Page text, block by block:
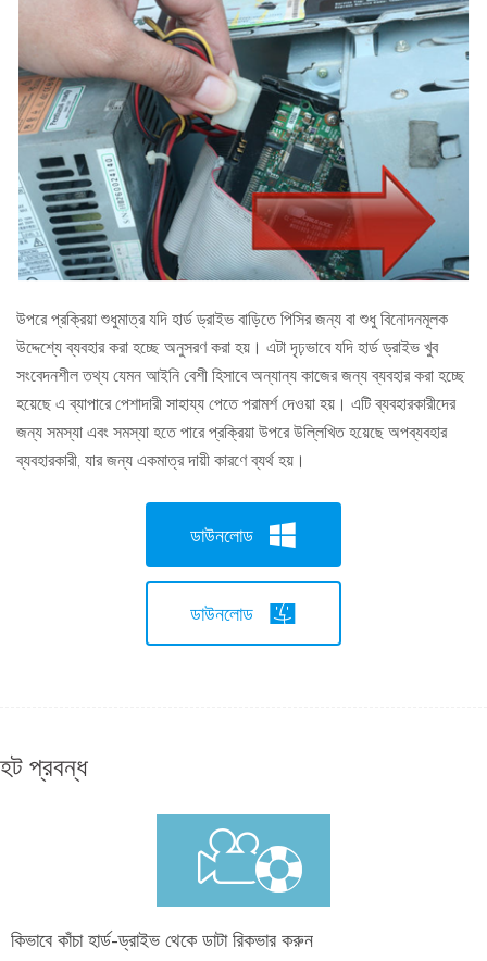
উপরে প্রক্রিয়া শুধুমাত্র যদি হার্ড ড্রাইভ বাড়িতে পিসির জন্য বা শুধু বিনোদনমূলক
উদ্দেশ্যে ব্যবহার করা হচ্ছে অনুসরণ করা হয়। এটা দৃঢ়ভাবে যদি হার্ড ড্রাইভ খুব
সংবেদনশীল তথ্য যেমন আইনি বেশী হিসাবে অন্যান্য কাজের জন্য ব্যবহার করা হচ্ছে
হয়েছে এ ব্যাপারে পেশাদারী সাহায্য পেতে পরামর্শ দেওয়া হয়। এটি ব্যবহারকারীদের
জন্য সমস্যা এবং সমস্যা হতে পারে প্রক্রিয়া উপরে উল্লিখিত হয়েছে অপব্যবহার
ব্যবহারকারী, যার জন্য একমাত্র দায়ী কারণে ব্যর্থ হয়।
ডাউনলোড
ডাউনলোড
হট প্রবন্ধ
কিভাবে কাঁচা হার্ড-ড্রাইভ থেকে ডাটা রিকভার করুন